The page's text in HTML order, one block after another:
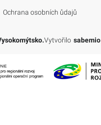
Ochrana osobních ůdajů
Vytvořilo sabemio